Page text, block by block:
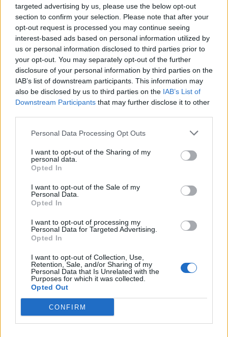
targeted advertising by us, please use the below opt-out
section to confirm your selection. Please note that after your
opt-out request is processed you may continue seeing
interest-based ads based on personal information utilized by
us or personal information disclosed to third parties prior to
your opt-out. You may separately opt-out of the further
disclosure of your personal information by third parties on the
IAB’s list of downstream participants. This information may
also be disclosed by us to third parties on the IAB’s List of
Downstream Participants that may further disclose it to other
Personal Data Processing Opt Outs
I want to opt-out of the Sharing of my
personal data.
Opted In
I want to opt-out of the Sale of my
Personal Data.
Opted In
I want to opt-out of processing my
Personal Data for Targeted Advertising.
Opted In
I want to opt-out of Collection, Use,
Retention, Sale, and/or Sharing of my
Personal Data that Is Unrelated with the
Purposes for which it was collected.
Opted Out
CONFIRM
cikkeket és apró vicces történeteket.
KAPCSOLÓDÓ CIKKEK TÖBB A SZERZŐTŐL
Minka 14. rész
Clayton-ügy
HOZZÁSZÓLOK A CIKKHEZ